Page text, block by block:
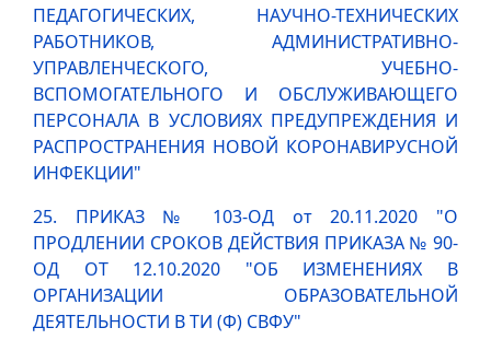
ПЕДАГОГИЧЕСКИХ, НАУЧНО-ТЕХНИЧЕСКИХ
РАБОТНИКОВ, АДМИНИСТРАТИВНО-
УПРАВЛЕНЧЕСКОГО, УЧЕБНО-
ВСПОМОГАТЕЛЬНОГО И ОБСЛУЖИВАЮЩЕГО
ПЕРСОНАЛА В УСЛОВИЯХ ПРЕДУПРЕЖДЕНИЯ И
РАСПРОСТРАНЕНИЯ НОВОЙ КОРОНАВИРУСНОЙ
ИНФЕКЦИИ"
25. ПРИКАЗ № 103-ОД от 20.11.2020 "О
ПРОДЛЕНИИ СРОКОВ ДЕЙСТВИЯ ПРИКАЗА № 90-
ОД ОТ 12.10.2020 "ОБ ИЗМЕНЕНИЯХ В
ОРГАНИЗАЦИИ ОБРАЗОВАТЕЛЬНОЙ
ДЕЯТЕЛЬНОСТИ В ТИ (Ф) СВФУ"